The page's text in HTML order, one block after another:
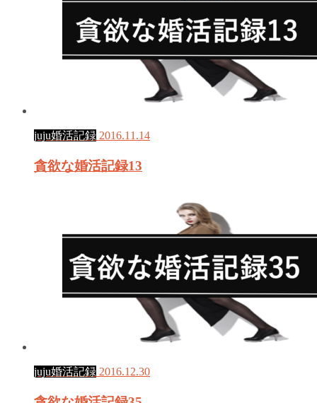
juju婚活記録 2016.11.14
貪欲な婚活記録13
juju婚活記録 2016.12.30